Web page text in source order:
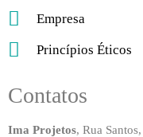
Empresa
Princípios Éticos
Contatos
Ima Projetos, Rua